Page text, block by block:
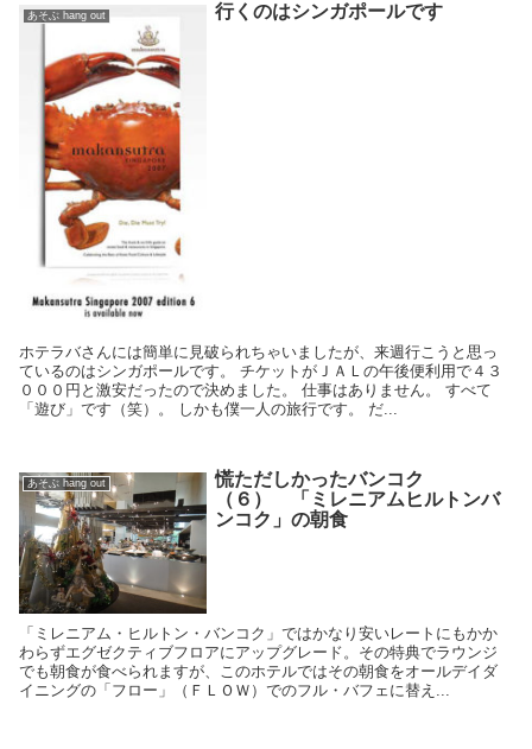
あそぶ hang out 行くのはシンガポールです
ホテラバさんには簡単に見破られちゃいましたが、来週行こうと思っ
ているのはシンガポールです。 チケットがＪＡＬの午後便利用で４３
０００円と激安だったので決めました。 仕事はありません。 すべて
「遊び」です（笑）。 しかも僕一人の旅行です。 だ...
あそぶ hang out
慌ただしかったバンコク
（６） 「ミレニアムヒルトンバ
ンコク」の朝食
「ミレニアム・ヒルトン・バンコク」ではかなり安いレートにもかか
わらずエグゼクティブフロアにアップグレード。その特典でラウンジ
でも朝食が食べられますが、このホテルではその朝食をオールデイダ
イニングの「フロー」（ＦＬＯＷ）でのフル・バフェに替え...